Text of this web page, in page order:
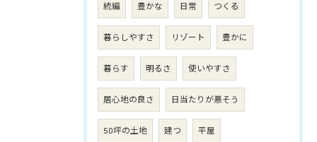
続編 豊かな 日常 つくる
暮らしやすさ リゾート 豊かに
暮らす 明るさ 使いやすさ
居心地の良さ 日当たりが悪そう
50坪の土地 建つ 平屋